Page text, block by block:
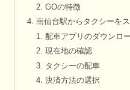
GOの特徴
南仙台駅からタクシーを
配車アプリのダウンロ
現在地の確認
タクシーの配車
決済方法の選択